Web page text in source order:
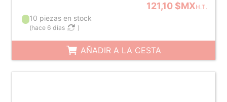
121,10 $MXH.T.
10 piezas en stock
(hace 6 días )
AÑADIR A LA CESTA